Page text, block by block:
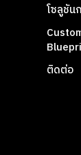
โซลูชัน
ติดต่อ